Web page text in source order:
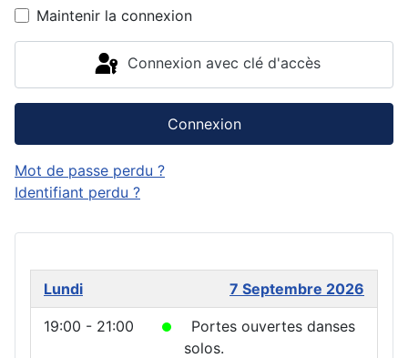
Maintenir la connexion
Connexion avec clé d'accès
Connexion
Mot de passe perdu ?
Identifiant perdu ?
Lundi 7 Septembre 2026
19:00 - 21:00
Portes ouvertes danses
solos.